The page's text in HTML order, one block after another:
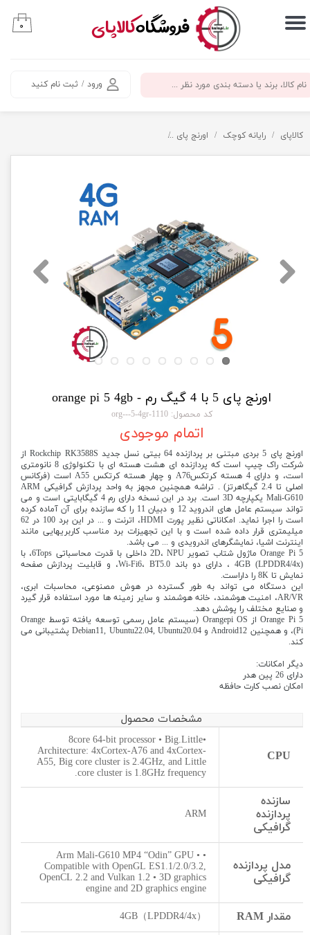
​فروشگاهکالاپای
ورود / ثبت نام کنید
حساب کاربری من
سفارشات
۰
کالاپای رایانه کوچک اورنج پای
اورنج پای 5 با 4 گیگ رم - orange pi 5 4gb
کد محصول: 1110-org---5-4gr
اتمام موجودی
اورنج پای 5 بردی مبتنی بر پردازنده 64 بیتی نسل جدید Rockchip RK3588S از
شرکت راک چیپ است که پردازنده ای هشت هسته ای با تکنولوژی 8 نانومتری
است، و دارای 4 هسته کرتکسA76 و چهار هسته کرتکس A55 است (فرکانس
اصلی تا 2.4 گیگاهرتز) . تراشه همچنین مجهز به واحد پردازش گرافیکی ARM
Mali-G610 یکپارچه 3D است. برد در این نسخه دارای رم 4 گیگابایتی است و می
تواند سیستم عامل های اندروید 12 و دبیان 11 را که سازنده برای آن آماده کرده
است را اجرا نماید. امکاناتی نظیر پورت HDMI، اترنت و ... در این برد 100 در 62
میلیمتری قرار داده شده است و با این تجهیزات برد مناسب کاربریهایی مانند
اینترنت اشیا، نمایشگرهای اندرویدی و ... می باشد.
Orange Pi 5 ماژول شتاب تصویر 2D، NPU داخلی با قدرت محاسباتی 6Tops، با
4GB (LPDDR4/4x) ، دارای دو باند Wi-Fi6، BT5.0، و قابلیت پردازش صفحه
نمایش تا 8K را داراست.
این دستگاه می تواند به طور گسترده در هوش مصنوعی، محاسبات ابری،
AR/VR، امنیت هوشمند، خانه هوشمند و سایر زمینه ها مورد استفاده قرار گیرد
و صنایع مختلف را پوشش دهد.
Orange Pi 5 از Orangepi OS (سیستم عامل رسمی توسعه یافته توسط Orange
Pi)، و همچنین Android12 و Debian11, Ubuntu22.04, Ubuntu20.04 پشتیبانی می
کند.
دیگر امکانات:
دارای 26 پین هدر
امکان نصب کارت حافظه
مشخصات محصول
CPU
•8core 64-bit processor • Big.Little
Architecture: 4xCortex-A76 and 4xCortex-
A55, Big core cluster is 2.4GHz, and Little
core cluster is 1.8GHz frequency.
سازنده
پردازنده
گرافیکی
ARM
مدل پردازنده
گرافیکی
• Arm Mali-G610 MP4 “Odin” GPU •
Compatible with OpenGL ES1.1/2.0/3.2,
OpenCL 2.2 and Vulkan 1.2 • 3D graphics
engine and 2D graphics engine
مقدار RAM 4GB（LPDDR4/4x）